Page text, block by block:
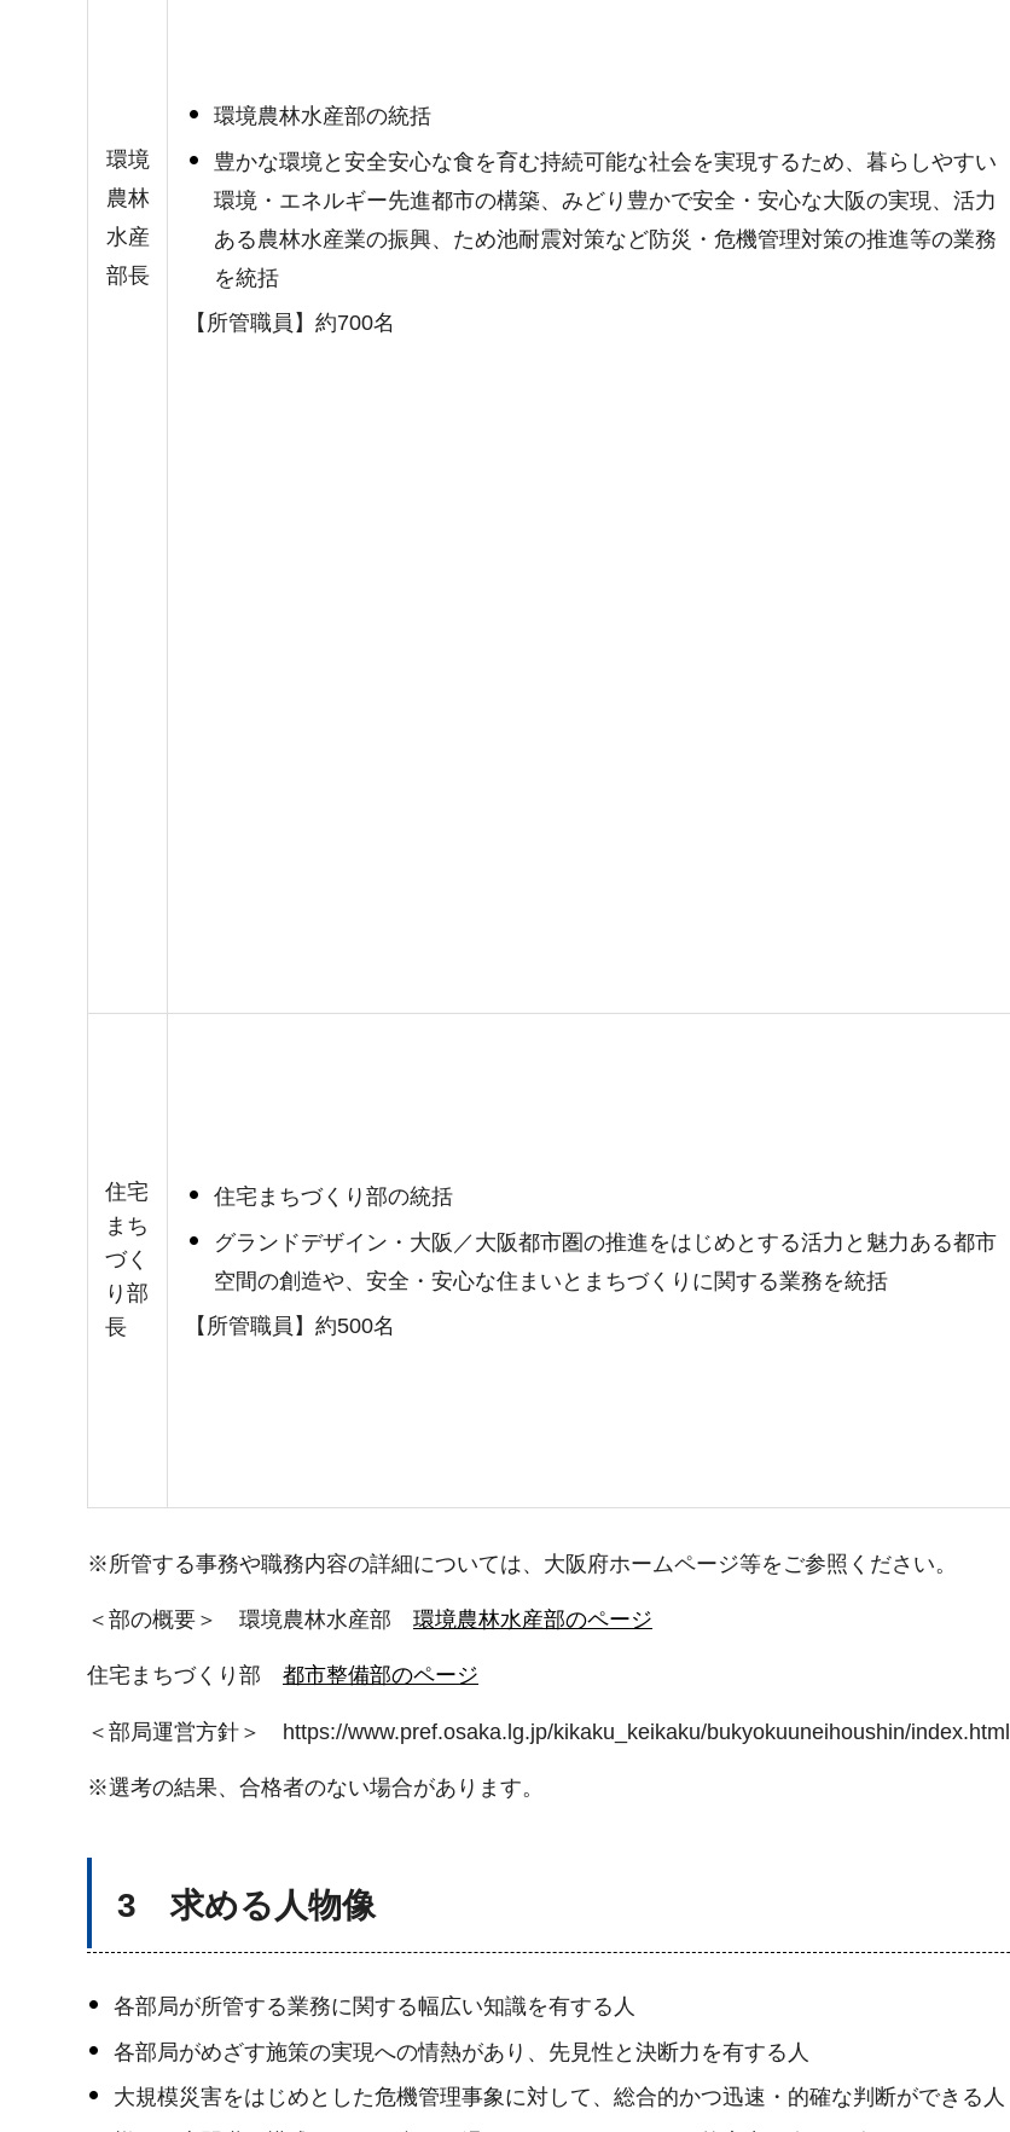
環境
農林
水産
部長
環境農林水産部の統括
豊かな環境と安全安心な食を育む持続可能な社会を実現するため、暮らしやすい
環境・エネルギー先進都市の構築、みどり豊かで安全・安心な大阪の実現、活力
ある農林水産業の振興、ため池耐震対策など防災・危機管理対策の推進等の業務
を統括
【所管職員】約700名
住宅
まち
づく
り部
長
住宅まちづくり部の統括
グランドデザイン・大阪／大阪都市圏の推進をはじめとする活力と魅力ある都市
空間の創造や、安全・安心な住まいとまちづくりに関する業務を統括
【所管職員】約500名
※所管する事務や職務内容の詳細については、大阪府ホームページ等をご参照ください。
＜部の概要＞ 環境農林水産部 環境農林水産部のページ
住宅まちづくり部 都市整備部のページ
＜部局運営方針＞ https://www.pref.osaka.lg.jp/kikaku_keikaku/bukyokuuneihoushin/index.html
※選考の結果、合格者のない場合があります。
3 求める人物像
各部局が所管する業務に関する幅広い知識を有する人
各部局がめざす施策の実現への情熱があり、先見性と決断力を有する人
大規模災害をはじめとした危機管理事象に対して、総合的かつ迅速・的確な判断ができる人